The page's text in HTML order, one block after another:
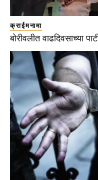
क्राईमनामा
बोरीवलीत वाढदिवसाच्या